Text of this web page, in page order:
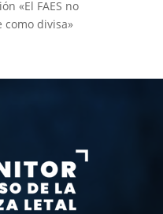
«El FAES no
divisa»